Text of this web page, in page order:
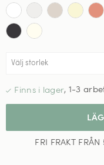
, 1-3
FRI FRAKT